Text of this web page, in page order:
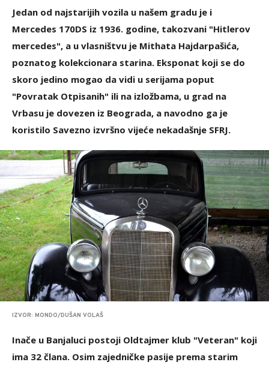
Jedan od najstarijih vozila u našem gradu je i
Mercedes 170DS iz 1936. godine, takozvani "Hitlerov
mercedes", a u vlasništvu je Mithata Hajdarpašića,
poznatog kolekcionara starina. Eksponat koji se do
skoro jedino mogao da vidi u serijama poput
"Povratak Otpisanih" ili na izložbama, u grad na
Vrbasu je dovezen iz Beograda, a navodno ga je
koristilo Savezno izvršno vijeće nekadašnje SFRJ.
IZVOR: MONDO/DUŠAN VOLAŠ
Inače u Banjaluci postoji Oldtajmer klub "Veteran" koji
ima 32 člana. Osim zajedničke pasije prema starim